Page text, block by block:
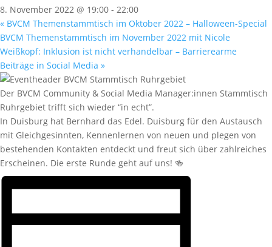
8. November 2022 @ 19:00 - 22:00
« BVCM Themenstammtisch im Oktober 2022 – Halloween-Special
BVCM Themenstammtisch im November 2022 mit Nicole
Weißkopf: Inklusion ist nicht verhandelbar – Barrierearme
Beiträge in Social Media »
Der BVCM Community & Social Media Manager:innen Stammtisch
Ruhrgebiet trifft sich wieder “in echt”.
In Duisburg hat Bernhard das Edel. Duisburg für den Austausch
mit Gleichgesinnten, Kennenlernen von neuen und plegen von
bestehenden Kontakten entdeckt und freut sich über zahlreiches
Erscheinen. Die erste Runde geht auf uns! 🍻